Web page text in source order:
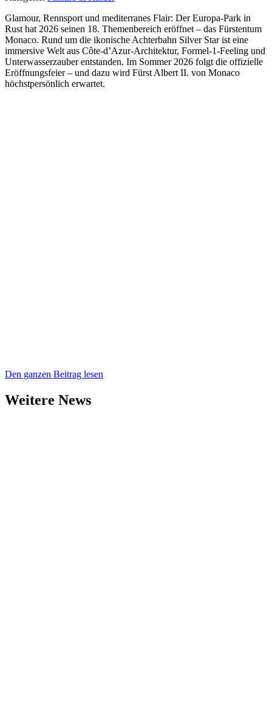
Glamour, Rennsport und mediterranes Flair: Der Europa-Park in
Rust hat 2026 seinen 18. Themenbereich eröffnet – das Fürstentum
Monaco. Rund um die ikonische Achterbahn Silver Star ist eine
immersive Welt aus Côte-d’Azur-Architektur, Formel-1-Feeling und
Unterwasserzauber entstanden. Im Sommer 2026 folgt die offizielle
Eröffnungsfeier – und dazu wird Fürst Albert II. von Monaco
höchstpersönlich erwartet.
Den ganzen Beitrag lesen
Weitere News